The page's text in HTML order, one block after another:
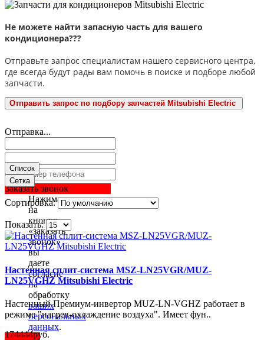
Не можете найти запасную часть для вашего
кондиционера???
Отправьте запрос специалистам нашего сервисного центра,
где всегда будут рады вам помочь в поиске и подборе любой
запчасти.
Отправить запрос по подбору запчастей Mitsubishi Electric
Отправка...
Заказать звонок
Нажимая
на
кнопку
«заказать
звонок»
вы
даете
согласие
на
обработку
ваших
персональных
данных.
Список
Сетка
Сортировка:
Показать:
Настенная сплит-система MSZ-LN25VGR/MUZ-
LN25VGHZ Mitsubishi Electric
Настенный Премиум-инвертор MUZ-LN-VGHZ работает в
режиме "нагрев-охлаждение воздуха". Имеет фун..
174444руб.